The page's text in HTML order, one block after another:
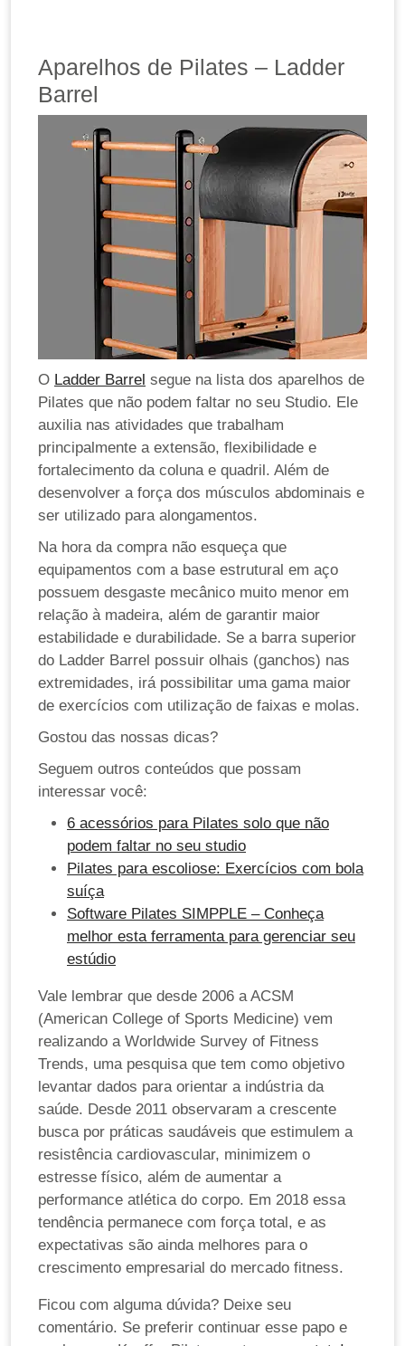
Aparelhos de Pilates – Ladder
Barrel
O Ladder Barrel segue na lista dos aparelhos de
Pilates que não podem faltar no seu Studio. Ele
auxilia nas atividades que trabalham
principalmente a extensão, flexibilidade e
fortalecimento da coluna e quadril. Além de
desenvolver a força dos músculos abdominais e
ser utilizado para alongamentos.
Na hora da compra não esqueça que
equipamentos com a base estrutural em aço
possuem desgaste mecânico muito menor em
relação à madeira, além de garantir maior
estabilidade e durabilidade. Se a barra superior
do Ladder Barrel possuir olhais (ganchos) nas
extremidades, irá possibilitar uma gama maior
de exercícios com utilização de faixas e molas.
Gostou das nossas dicas?
Seguem outros conteúdos que possam
interessar você:
6 acessórios para Pilates solo que não
podem faltar no seu studio
Pilates para escoliose: Exercícios com bola
suíça
Software Pilates SIMPPLE – Conheça
melhor esta ferramenta para gerenciar seu
estúdio
Vale lembrar que desde 2006 a ACSM
(American College of Sports Medicine) vem
realizando a Worldwide Survey of Fitness
Trends, uma pesquisa que tem como objetivo
levantar dados para orientar a indústria da
saúde. Desde 2011 observaram a crescente
busca por práticas saudáveis que estimulem a
resistência cardiovascular, minimizem o
estresse físico, além de aumentar a
performance atlética do corpo. Em 2018 essa
tendência permanece com força total, e as
expectativas são ainda melhores para o
crescimento empresarial do mercado fitness.
Ficou com alguma dúvida? Deixe seu
comentário. Se preferir continuar esse papo e